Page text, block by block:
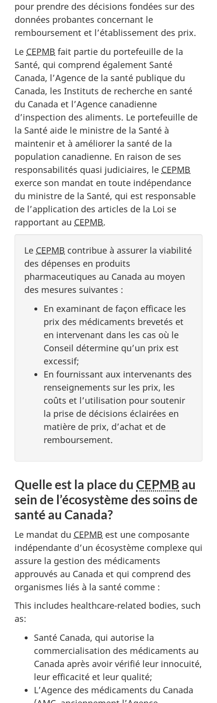
pour prendre des décisions fondées sur des
données probantes concernant le
remboursement et l’établissement des prix.
Le CEPMB fait partie du portefeuille de la
Santé, qui comprend également Santé
Canada, l’Agence de la santé publique du
Canada, les Instituts de recherche en santé
du Canada et l’Agence canadienne
d’inspection des aliments. Le portefeuille de
la Santé aide le ministre de la Santé à
maintenir et à améliorer la santé de la
population canadienne. En raison de ses
responsabilités quasi judiciaires, le CEPMB
exerce son mandat en toute indépendance
du ministre de la Santé, qui est responsable
de l’application des articles de la Loi se
rapportant au CEPMB.
Le CEPMB contribue à assurer la viabilité
des dépenses en produits
pharmaceutiques au Canada au moyen
des mesures suivantes :
En examinant de façon efficace les
prix des médicaments brevetés et
en intervenant dans les cas où le
Conseil détermine qu’un prix est
excessif;
En fournissant aux intervenants des
renseignements sur les prix, les
coûts et l’utilisation pour soutenir
la prise de décisions éclairées en
matière de prix, d’achat et de
remboursement.
Quelle est la place du CEPMB au
sein de l’écosystème des soins de
santé au Canada?
Le mandat du CEPMB est une composante
indépendante d’un écosystème complexe qui
assure la gestion des médicaments
approuvés au Canada et qui comprend des
organismes liés à la santé comme :
This includes healthcare-related bodies, such
as:
Santé Canada, qui autorise la
commercialisation des médicaments au
Canada après avoir vérifié leur innocuité,
leur efficacité et leur qualité;
L’Agence des médicaments du Canada